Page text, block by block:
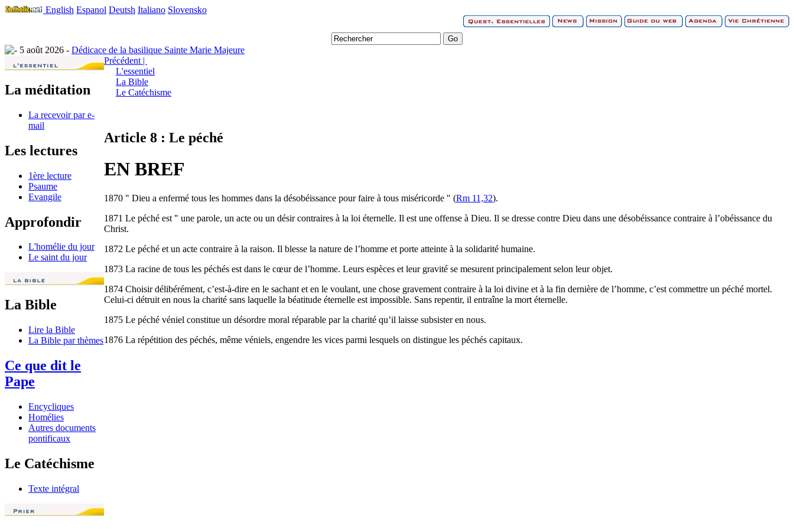
English Espanol Deutsh Italiano Slovensko
5 août 2026 - Dédicace de la basilique Sainte Marie Majeure
La méditation
La recevoir par e-
mail
Les lectures
1ère lecture
Psaume
Evangile
Approfondir
L'homélie du jour
Le saint du jour
La Bible
Lire la Bible
La Bible par thèmes
Ce que dit le
Pape
Encycliques
Homélies
Autres documents
pontificaux
Le Catéchisme
Texte intégral
Précédent |
L'essentiel
La Bible
Le Catéchisme
Article 8 : Le péché
EN BREF
1870 " Dieu a enfermé tous les hommes dans la désobéissance pour faire à tous miséricorde " (Rm 11,32).
1871 Le péché est " une parole, un acte ou un désir contraires à la loi éternelle. Il est une offense à Dieu. Il se dresse contre Dieu dans une désobéissance contraire à l’obéissance du
Christ.
1872 Le péché et un acte contraire à la raison. Il blesse la nature de l’homme et porte atteinte à la solidarité humaine.
1873 La racine de tous les péchés est dans le cœur de l’homme. Leurs espèces et leur gravité se mesurent principalement selon leur objet.
1874 Choisir délibérément, c’est-à-dire en le sachant et en le voulant, une chose gravement contraire à la loi divine et à la fin dernière de l’homme, c’est commettre un péché mortel.
Celui-ci détruit en nous la charité sans laquelle la béatitude éternelle est impossible. Sans repentir, il entraîne la mort éternelle.
1875 Le péché véniel constitue un désordre moral réparable par la charité qu’il laisse subsister en nous.
1876 La répétition des péchés, même véniels, engendre les vices parmi lesquels on distingue les péchés capitaux.